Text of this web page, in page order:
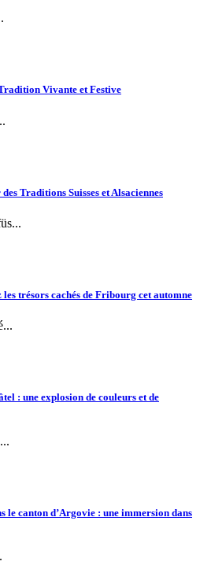
Vivante et Festive
Traditions Suisses et Alsaciennes
trésors cachés de Fribourg cet automne
: une explosion de couleurs et de
le canton d’Argovie : une immersion dans